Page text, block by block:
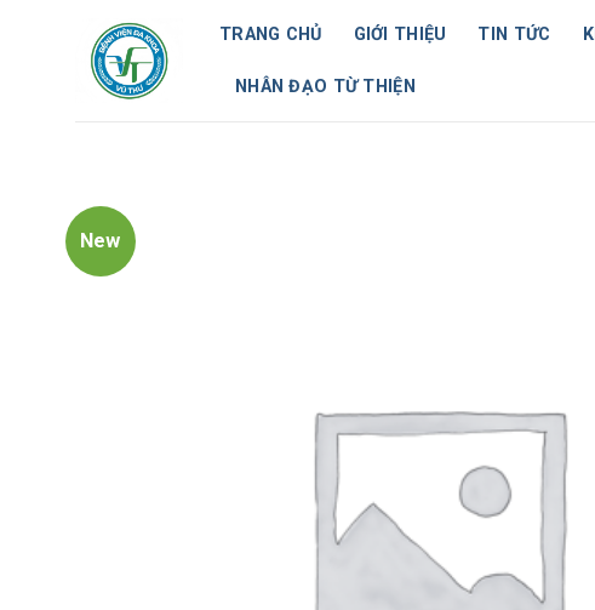
TRANG CHỦ GIỚI THIỆU TIN TỨC
NHÂN ĐẠO TỪ THIỆN
New